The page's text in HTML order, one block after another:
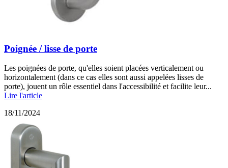
Poignée / lisse de porte
Les poignées de porte, qu'elles soient placées verticalement ou
horizontalement (dans ce cas elles sont aussi appelées lisses de
porte), jouent un rôle essentiel dans l'accessibilité et facilite leur...
Lire l'article
18/11/2024